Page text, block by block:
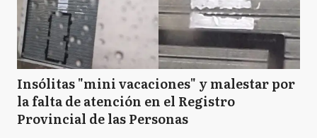
Insólitas "mini vacaciones" y malestar por
la falta de atención en el Registro
Provincial de las Personas